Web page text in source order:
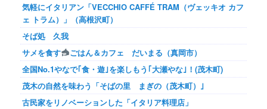
気軽にイタリアン「VECCHIO CAFFÉ TRAM（ヴェッキオ カフ
ェ トラム）」（高根沢町）
そば処 久我
サメを食す
ごはん＆カフェ だいまる（真岡市）
全国No.1やなで｢食・遊｣を楽しもう｢大瀬やな｣！(茂木町)
茂木の自然を味わう「そばの里 まぎの（茂木町）｣
古民家をリノベーションした「イタリア料理店」